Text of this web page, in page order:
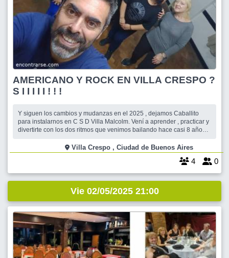
AMERICANO Y ROCK EN VILLA CRESPO ?
S I I I I I ! ! !
Y siguen los cambios y mudanzas en el 2025 , dejamos Caballito
para instalarnos en C S D Villa Malcolm. Vení a aprender , practicar y
divertirte con los dos ritmos que venimos bailando hace casi 8 años !
club tiene buffet en el cual podremos sentarnos a charlar un rato
antes
Villa Crespo , Ciudad de Buenos Aires
4 0
Vie 02/05/2025 21:00